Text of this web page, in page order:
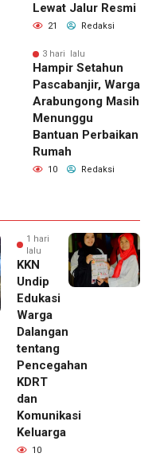
Lewat Jalur Resmi
21 Redaksi
3 hari lalu
Hampir Setahun
Pascabanjir, Warga
Arabungong Masih
Menunggu
Bantuan Perbaikan
Rumah
10 Redaksi
1 hari
lalu
KKN
Undip
Edukasi
Warga
Dalangan
tentang
Pencegahan
KDRT
dan
Komunikasi
Keluarga
10